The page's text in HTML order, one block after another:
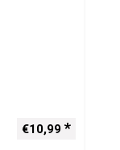
€10,99